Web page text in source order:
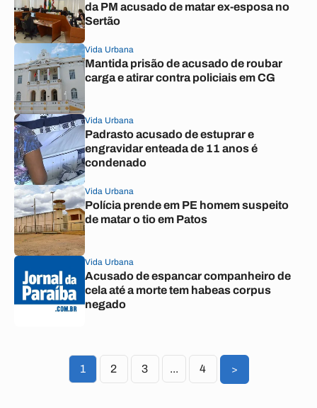
da PM acusado de matar ex-esposa no
Sertão
Vida Urbana
Mantida prisão de acusado de roubar
carga e atirar contra policiais em CG
Vida Urbana
Padrasto acusado de estuprar e
engravidar enteada de 11 anos é
condenado
Vida Urbana
Polícia prende em PE homem suspeito
de matar o tio em Patos
Vida Urbana
Acusado de espancar companheiro de
cela até a morte tem habeas corpus
negado
1 2 3 ... 4 >